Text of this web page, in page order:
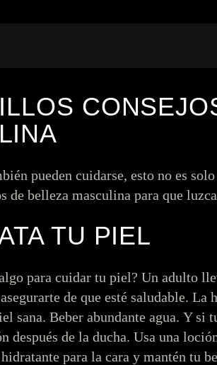
pueden cuidarse, esto no es
de belleza masculina para que
TU PIEL
para cuidar tu piel? Un adulto
de que esté saludable. La
sana. Beber abundante agua. Y si
después de la ducha. Usa una
para la cara y mantén tu